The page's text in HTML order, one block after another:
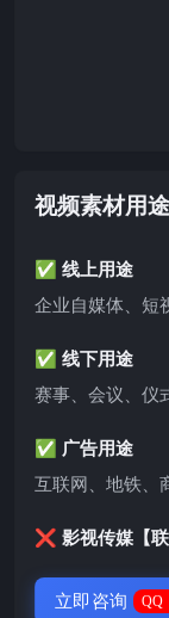
视频素材用途
✅ 线上用途
企业自媒体、短
✅ 线下用途
赛事、会议、仪
✅ 广告用途
互联网、地铁、
❌ 影视传媒【
立即咨询 QQ